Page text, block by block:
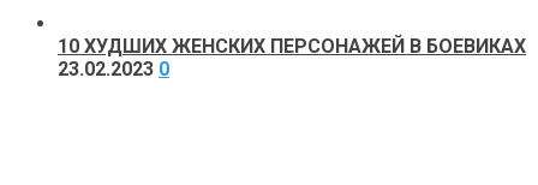
10 ХУДШИХ ЖЕНСКИХ ПЕРСОНАЖЕЙ В БОЕВИКАХ
23.02.2023 0